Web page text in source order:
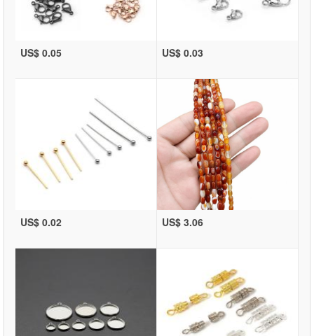
US$ 0.05 US$ 0.03
US$ 0.02 US$ 3.06